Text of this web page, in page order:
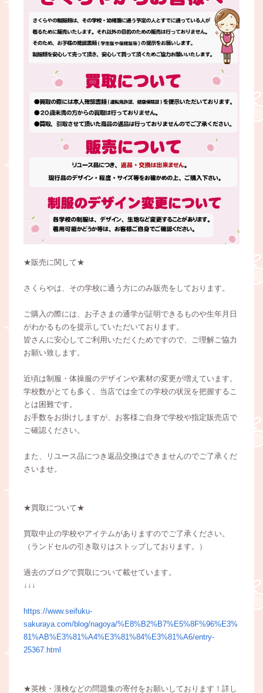
★販売に関して★
さくらやは、その学校に通う方にのみ販売をしております。
ご購入の際には、お子さまの通学が証明できるものや生年月日
がわかるものを提示していただいております。
皆さんに安心してご利用いただくためですので、ご理解ご協力
お願い致します。
近頃は制服・体操服のデザインや素材の変更が増えています。
学校数がとても多く、当店では全ての学校の状況を把握するこ
とは困難です。
お手数をお掛けしますが、お客様ご自身で学校や指定販売店で
ご確認ください。
また、リユース品につき返品交換はできませんのでご了承くだ
さいませ。
★買取について★
買取中止の学校やアイテムがありますのでご了承ください。
（ランドセルの引き取りはストップしております。）
過去のブログで買取について載せています。
↓↓↓
https://www.seifuku-
sakuraya.com/blog/nagoya/%E8%B2%B7%E5%8F%96%E3%
81%AB%E3%81%A4%E3%81%84%E3%81%A6/entry-
25367.html
★英検・漢検などの問題集の寄付をお願いしております！詳し